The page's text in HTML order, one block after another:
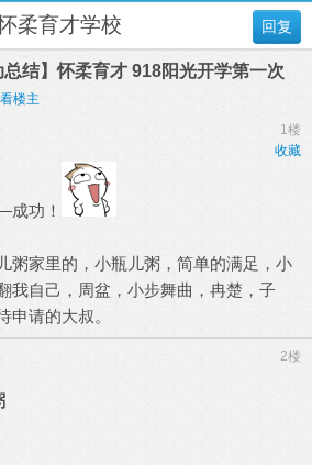
回复
柔育才学校
结】怀柔育才 918阳光开学第一次
楼主
1楼
收藏
功！
粥家里的，小瓶儿粥，简单的满足，小
我自己，周盆，小步舞曲，冉楚，子
申请的大叔。
2楼